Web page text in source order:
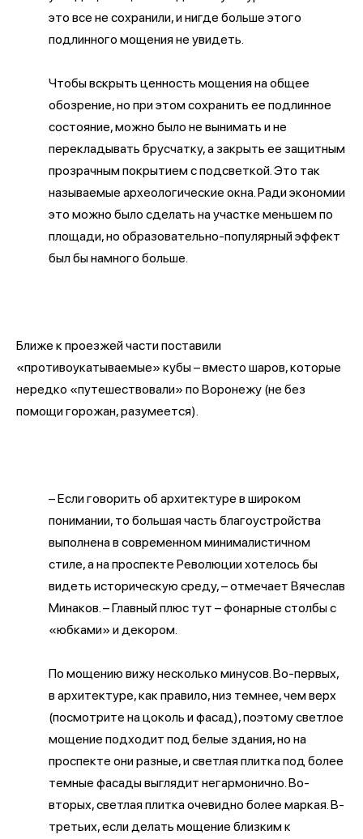
это все не сохранили, и нигде больше этого
подлинного мощения не увидеть.
Чтобы вскрыть ценность мощения на общее
обозрение, но при этом сохранить ее подлинное
состояние, можно было не вынимать и не
перекладывать брусчатку, а закрыть ее защитным
прозрачным покрытием с подсветкой. Это так
называемые археологические окна. Ради экономии
это можно было сделать на участке меньшем по
площади, но образовательно-популярный эффект
был бы намного больше.
Ближе к проезжей части поставили
«противоукатываемые» кубы – вместо шаров, которые
нередко «путешествовали» по Воронежу (не без
помощи горожан, разумеется).
– Если говорить об архитектуре в широком
понимании, то большая часть благоустройства
выполнена в современном минималистичном
стиле, а на проспекте Революции хотелось бы
видеть историческую среду, – отмечает Вячеслав
Минаков. – Главный плюс тут – фонарные столбы с
«юбками» и декором.
По мощению вижу несколько минусов. Во-первых,
в архитектуре, как правило, низ темнее, чем верх
(посмотрите на цоколь и фасад), поэтому светлое
мощение подходит под белые здания, но на
проспекте они разные, и светлая плитка под более
темные фасады выглядит негармонично. Во-
вторых, светлая плитка очевидно более маркая. В-
третьих, если делать мощение близким к